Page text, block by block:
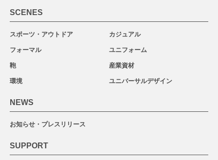
SCENES
スポーツ・アウトドア カジュアル
フォーマル ユニフォーム
鞄 産業資材
環境 ユニバーサルデザイン
NEWS
お知らせ・プレスリリース
SUPPORT